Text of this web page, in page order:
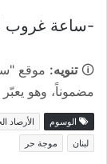
-ساعة غروب
🛈تنويه: موقع
مضموناً، وهو
الوسوم الأرصاد
لبنان
موجة حر